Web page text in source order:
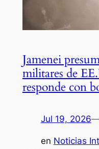
Jamenei
militares de
responde con
Jul 19, 2026
en Noticias